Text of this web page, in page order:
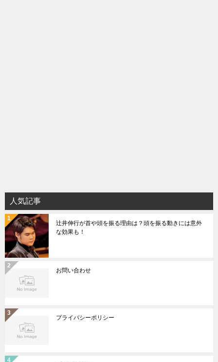
人気記事
辻井伸行が首や頭を振る理由は？頭を振る動きには意外
な効果も！
お問い合わせ
プライバシーポリシー